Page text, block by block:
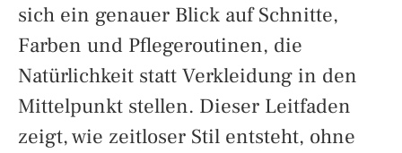
sich ein genauer Blick auf Schnitte,
Farben und Pflegeroutinen, die
Natürlichkeit statt Verkleidung in den
Mittelpunkt stellen. Dieser Leitfaden
zeigt, wie zeitloser Stil entsteht, ohne